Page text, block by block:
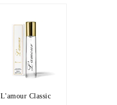
L'amour Classic